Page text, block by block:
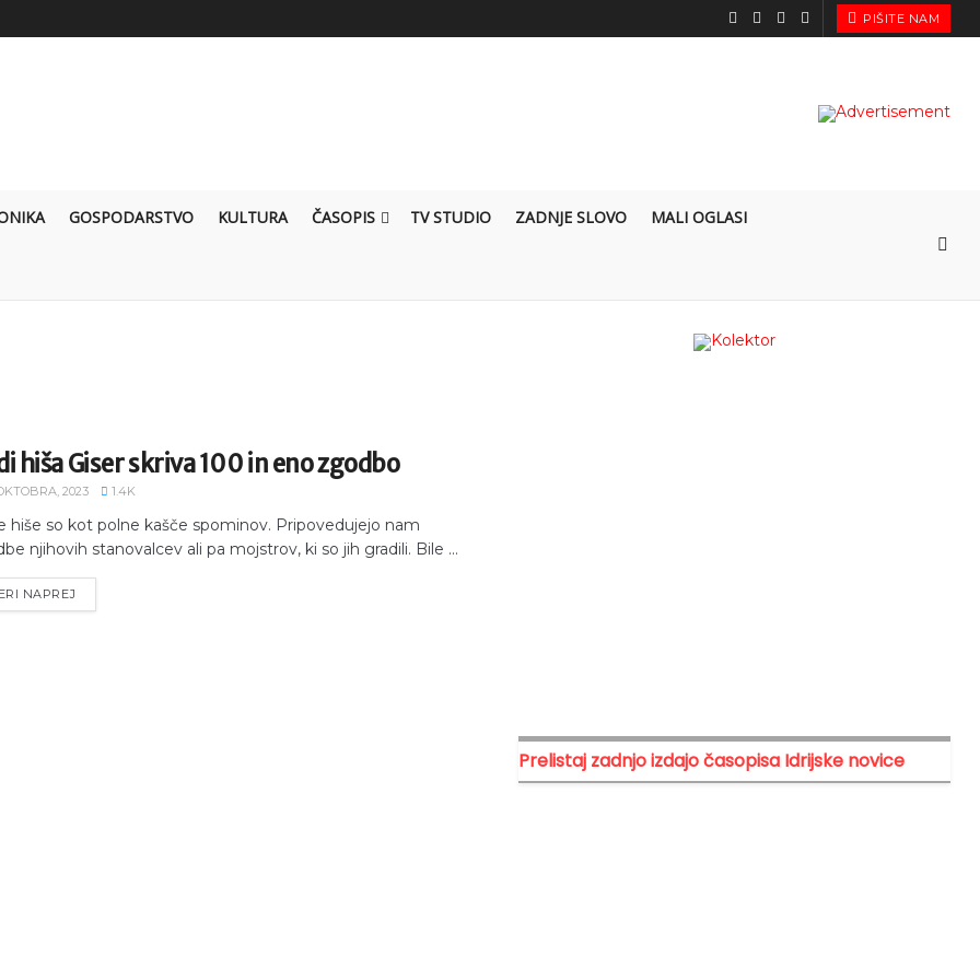
PIŠITE NAM
GOSPODARSTVO KULTURA ČASOPIS TV STUDIO ZADNJE SLOVO MALI OGLASI
hiša Giser skriva 100 in eno zgodbo
2023 1.4K
hiše so kot polne kašče spominov. Pripovedujejo nam
njihovih stanovalcev ali pa mojstrov, ki so jih gradili. Bile ...
NAPREJ
Prelistaj zadnjo izdajo časopisa Idrijske novice